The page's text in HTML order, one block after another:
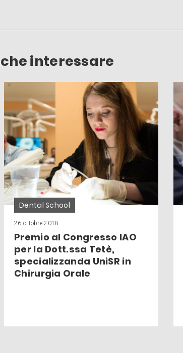
interessare
Dental School
26 ottobre 2018
Premio al Congresso IAO
per la Dott.ssa Tetè,
specializzanda UniSR in
Chirurgia Orale